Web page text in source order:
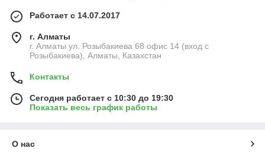
Работает с 14.07.2017
г. Алматы
г. Алматы ул. Розыбакиева 68 офис 14 (вход с
Розыбакиева), Алматы, Казахстан
Контакты
Сегодня работает с 10:30 до 19:30
Показать весь график работы
О нас